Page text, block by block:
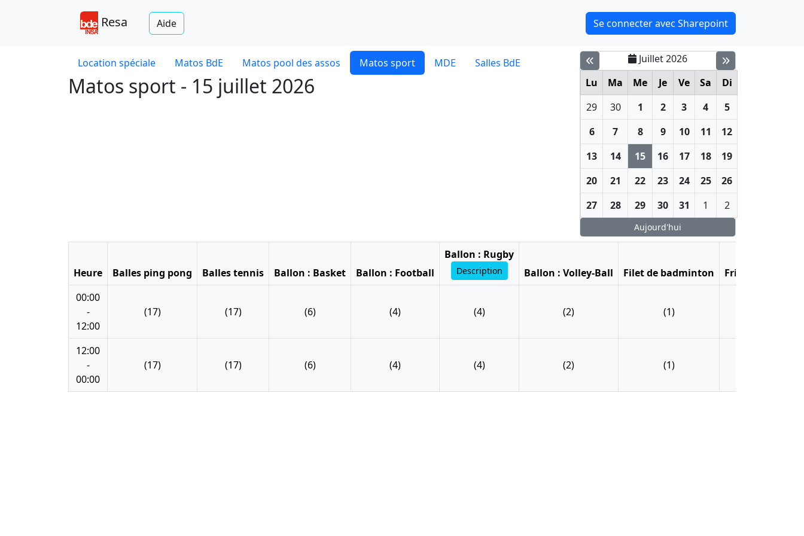
Resa Aide Se connecter avec Sharepoint
Location spéciale Matos BdE Matos pool des assos Matos sport MDE Salles BdE
Matos sport - 15 juillet 2026
Juillet 2026
Lu
Ma Me Je Ve Sa
Di
29
30 1 2 3 4
5
6
7 8 9 10 11
12
13
14 15 16 17 18
19
20
21 22 23 24 25
26
27
28 29 30 31 1 2
Aujourd'hui
Heure Balles ping pong Balles tennis Ballon : Basket Ballon : Football
Ballon : Rugby
Description Ballon : Volley-Ball Filet de badminton Frisbee
00:00
-
12:00
(17) (17) (6) (4) (4) (2) (1)
12:00
-
00:00
(17) (17) (6) (4) (4) (2) (1)